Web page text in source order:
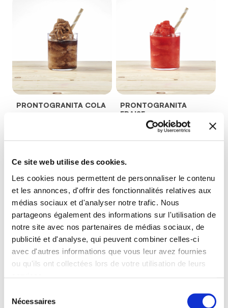
Ce site web utilise des cookies.
Les cookies nous permettent de personnaliser le contenu
et les annonces, d'offrir des fonctionnalités relatives aux
médias sociaux et d'analyser notre trafic. Nous
partageons également des informations sur l'utilisation de
notre site avec nos partenaires de médias sociaux, de
publicité et d'analyse, qui peuvent combiner celles-ci
avec d'autres informations que vous leur avez fournies
ou qu'ils ont collectées lors de votre utilisation de leurs
Nécessaires
PRONTOGRANITA COLA
PRONTOGRANITA
FRAISE
PRONTOGRANITA
fiche produit
PRONTOGRANITA